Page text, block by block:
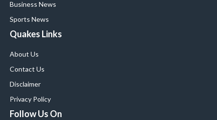
Business News
Sports News
Quakes Links
About Us
Contact Us
Disclaimer
Privacy Policy
Follow Us On